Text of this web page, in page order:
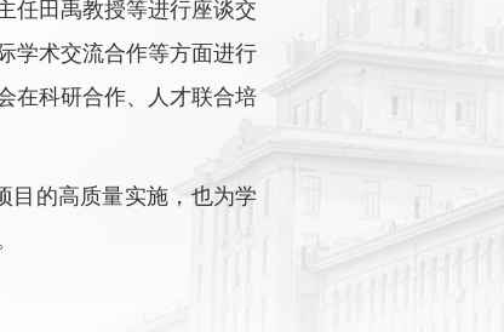
任田禹教授等进行座谈交
学术交流合作等方面进行
在科研合作、人才联合培
目的高质量实施，也为学